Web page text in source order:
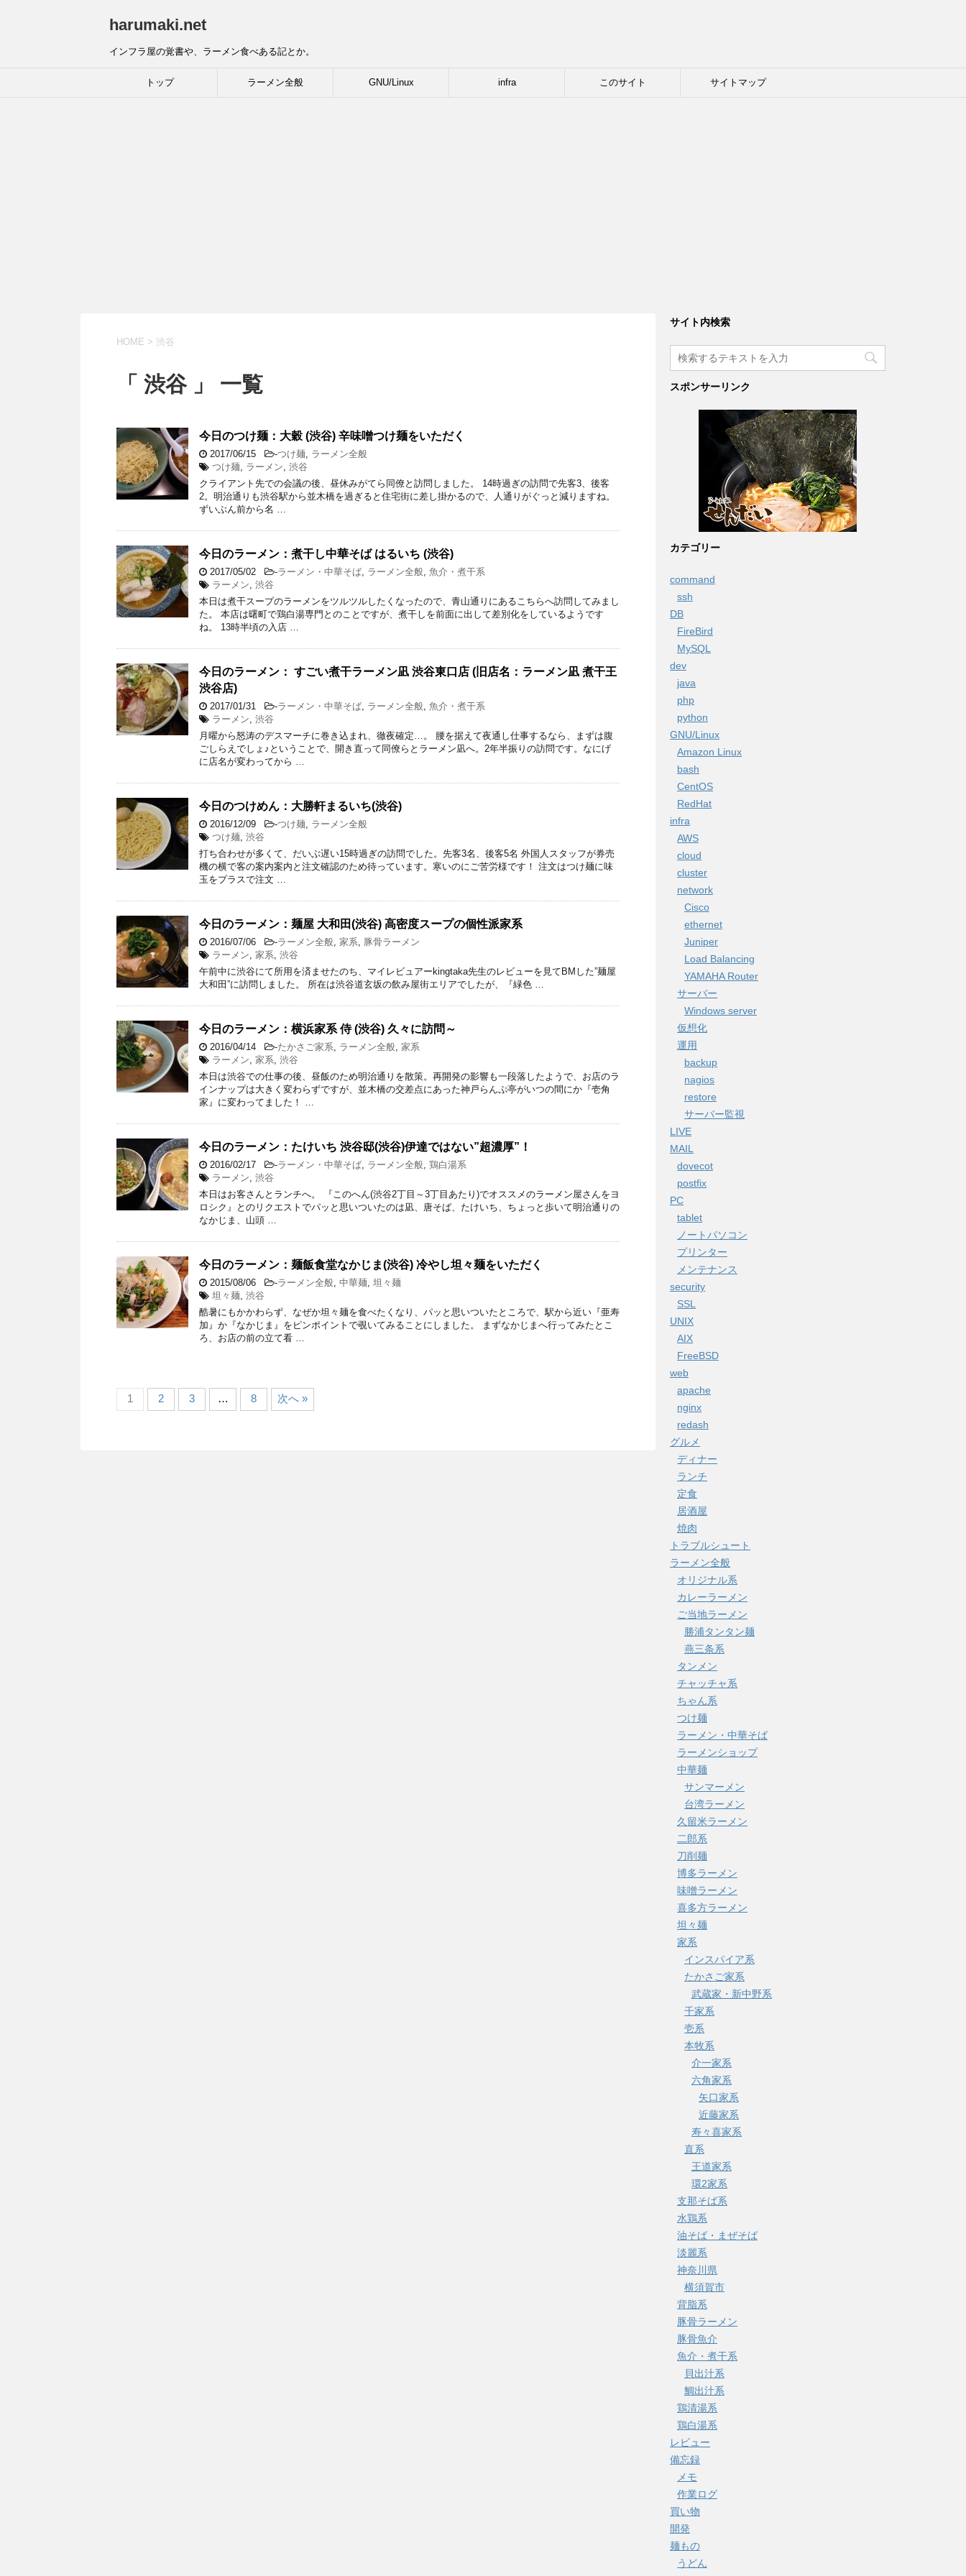
harumaki.net
インフラ屋の覚書や、ラーメン食べある記とか。
トップ ラーメン全般 GNU/Linux infra このサイト サイトマップ
HOME > 渋谷
「 渋谷 」 一覧
今日のつけ麺：大穀 (渋谷) 辛味噌つけ麺をいただく
2017/06/15 -つけ麺, ラーメン全般
つけ麺, ラーメン, 渋谷
クライアント先での会議の後、昼休みがてら同僚と訪問しました。 14時過ぎの訪問で先客3、後客
2。明治通りも渋谷駅から並木橋を過ぎると住宅街に差し掛かるので、人通りがぐっと減りますね。
ずいぶん前から名 …
今日のラーメン：煮干し中華そば はるいち (渋谷)
2017/05/02 -ラーメン・中華そば, ラーメン全般, 魚介・煮干系
ラーメン, 渋谷
本日は煮干スープのラーメンをツルツルしたくなったので、青山通りにあるこちらへ訪問してみまし
た。 本店は曙町で鶏白湯専門とのことですが、煮干しを前面に出して差別化をしているようです
ね。 13時半頃の入店 …
今日のラーメン： すごい煮干ラーメン凪 渋谷東口店 (旧店名：ラーメン凪 煮干王
渋谷店)
2017/01/31 -ラーメン・中華そば, ラーメン全般, 魚介・煮干系
ラーメン, 渋谷
月曜から怒涛のデスマーチに巻き込まれ、徹夜確定…。 腰を据えて夜通し仕事するなら、まずは腹
ごしらえでしょ♪ということで、開き直って同僚らとラーメン凪へ。2年半振りの訪問です。なにげ
に店名が変わってから …
今日のつけめん：大勝軒まるいち(渋谷)
2016/12/09 -つけ麺, ラーメン全般
つけ麺, 渋谷
打ち合わせが多くて、だいぶ遅い15時過ぎの訪問でした。先客3名、後客5名 外国人スタッフが券売
機の横で客の案内案内と注文確認のため待っています。寒いのにご苦労様です！ 注文はつけ麺に味
玉をプラスで注文 …
今日のラーメン：麺屋 大和田(渋谷) 高密度スープの個性派家系
2016/07/06 -ラーメン全般, 家系, 豚骨ラーメン
ラーメン, 家系, 渋谷
午前中に渋谷にて所用を済ませたのち、マイレビュアーkingtaka先生のレビューを見てBMした”麺屋
大和田”に訪問しました。 所在は渋谷道玄坂の飲み屋街エリアでしたが、『緑色 …
今日のラーメン：横浜家系 侍 (渋谷) 久々に訪問～
2016/04/14 -たかさご家系, ラーメン全般, 家系
ラーメン, 家系, 渋谷
本日は渋谷での仕事の後、昼飯のため明治通りを散策。再開発の影響も一段落したようで、お店のラ
インナップは大きく変わらずですが、並木橋の交差点にあった神戸らんぷ亭がいつの間にか『壱角
家』に変わってました！ …
今日のラーメン：たけいち 渋谷邸(渋谷)伊達ではない”超濃厚”！
2016/02/17 -ラーメン・中華そば, ラーメン全般, 鶏白湯系
ラーメン, 渋谷
本日はお客さんとランチへ。 『このへん(渋谷2丁目～3丁目あたり)でオススメのラーメン屋さんをヨ
ロシク』とのリクエストでパッと思いついたのは凪、唐そば、たけいち、ちょっと歩いて明治通りの
なかじま、山頭 …
今日のラーメン：麺飯食堂なかじま(渋谷) 冷やし坦々麺をいただく
2015/08/06 -ラーメン全般, 中華麺, 坦々麺
坦々麺, 渋谷
酷暑にもかかわらず、なぜか坦々麺を食べたくなり、パッと思いついたところで、駅から近い『亜寿
加』か『なかじま』をピンポイントで覗いてみることにしました。 まずなかじまへ行ってみたとこ
ろ、お店の前の立て看 …
1 2 3 … 8 次へ »
サイト内検索
スポンサーリンク
カテゴリー
command
ssh
DB
FireBird
MySQL
dev
java
php
python
GNU/Linux
Amazon Linux
bash
CentOS
RedHat
infra
AWS
cloud
cluster
network
Cisco
ethernet
Juniper
Load Balancing
YAMAHA Router
サーバー
Windows server
仮想化
運用
backup
nagios
restore
サーバー監視
LIVE
MAIL
dovecot
postfix
PC
tablet
ノートパソコン
プリンター
メンテナンス
security
SSL
UNIX
AIX
FreeBSD
web
apache
nginx
redash
グルメ
ディナー
ランチ
定食
居酒屋
焼肉
トラブルシュート
ラーメン全般
オリジナル系
カレーラーメン
ご当地ラーメン
勝浦タンタン麺
燕三条系
タンメン
チャッチャ系
ちゃん系
つけ麺
ラーメン・中華そば
ラーメンショップ
中華麺
サンマーメン
台湾ラーメン
久留米ラーメン
二郎系
刀削麺
博多ラーメン
味噌ラーメン
喜多方ラーメン
坦々麺
家系
インスパイア系
たかさご家系
武蔵家・新中野系
千家系
壱系
本牧系
介一家系
六角家系
矢口家系
近藤家系
寿々喜家系
直系
王道家系
環2家系
支那そば系
水鶏系
油そば・まぜそば
淡麗系
神奈川県
横須賀市
背脂系
豚骨ラーメン
豚骨魚介
魚介・煮干系
貝出汁系
鯛出汁系
鶏清湯系
鶏白湯系
レビュー
備忘録
メモ
作業ログ
買い物
開発
麺もの
うどん